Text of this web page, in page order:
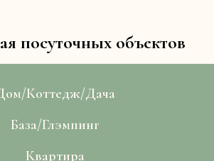
посуточных объектов
Коттедж/Дача
База/Глэмпинг
Квартира